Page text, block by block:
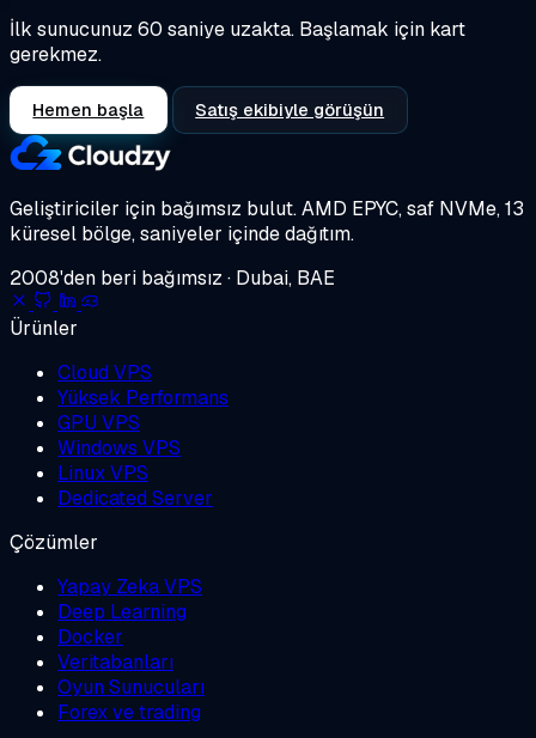
İlk sunucunuz 60 saniye uzakta. Başlamak için kart
gerekmez.
Hemen başla Satış ekibiyle görüşün
Geliştiriciler için bağımsız bulut.AMD EPYC, saf NVMe, 13
küresel bölge, saniyeler içinde dağıtım.
2008'den beri bağımsız · Dubai, BAE
Ürünler
Cloud VPS
Yüksek Performans
GPU VPS
Windows VPS
Linux VPS
Dedicated Server
Çözümler
Yapay Zeka VPS
Deep Learning
Docker
Veritabanları
Oyun Sunucuları
Forex ve trading